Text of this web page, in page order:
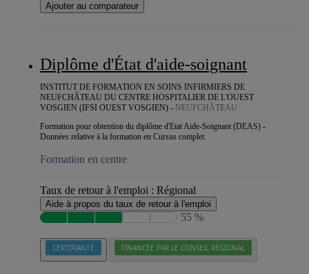
Ajouter au comparateur
Diplôme d'État d'aide-soignant
INSTITUT DE FORMATION EN SOINS INFIRMIERS DE
NEUFCHÂTEAU DU CENTRE HOSPITALIER DE L'OUEST
VOSGIEN (IFSI OUEST VOSGIEN) - NEUFCHÂTEAU
Formation pour obtention du diplôme d'Etat Aide-Soignant (DEAS) -
Données relative à la formation en Cursus complet.
Formation en centre
Taux de retour à l'emploi : Régional
Aide à propos du taux de retour à l'emploi
55 %
CERTIFIANTE FINANCÉE PAR LE CONSEIL RÉGIONAL